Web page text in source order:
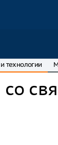
технологии